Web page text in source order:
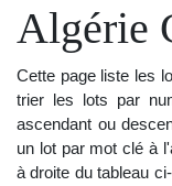
Algérie
Cette page liste les
trier les lots par
ascendant ou
un lot par mot clé à
à droite du tableau